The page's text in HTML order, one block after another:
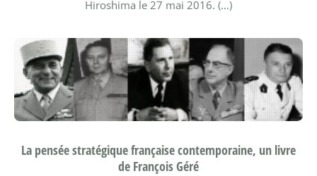
Hiroshima le 27 mai 2016. (…)
La pensée stratégique française contemporaine, un livre
de François Géré